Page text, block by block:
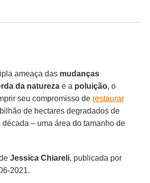
ameaça das mudanças
da natureza e a poluição, o
seu compromisso de restaurar
de hectares degradados de
década – uma área do tamanho de
Jessica Chiareli, publicada por
2021.